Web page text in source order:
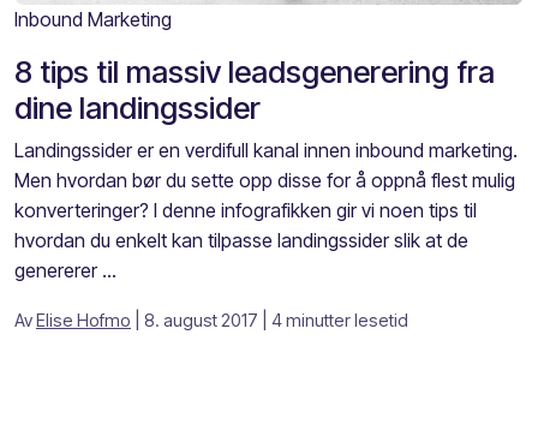
Inbound Marketing
8 tips til massiv leadsgenerering fra
dine landingssider
Landingssider er en verdifull kanal innen inbound marketing.
Men hvordan bør du sette opp disse for å oppnå flest mulig
konverteringer? I denne infografikken gir vi noen tips til
hvordan du enkelt kan tilpasse landingssider slik at de
genererer ...
AvElise Hofmo | 8. august 2017 | 4 minutter lesetid